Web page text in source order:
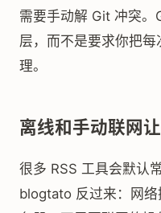
需要手动解 Git 冲突。
层，而不是要求你把
理。
离线和手动联网
很多 RSS 工具会默认
blogtato 反过来：网